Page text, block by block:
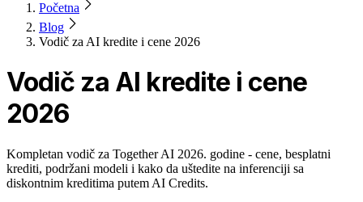
Početna
Blog
Vodič za AI kredite i cene 2026
Vodič za AI kredite i cene
2026
Kompletan vodič za Together AI 2026. godine - cene, besplatni
krediti, podržani modeli i kako da uštedite na inferenciji sa
diskontnim kreditima putem AI Credits.